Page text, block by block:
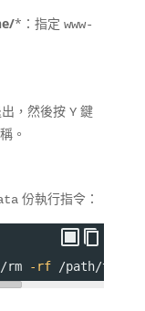
*：指定 www-
，然後按 Y鍵
。
份執行指令：
-rf /path/to/